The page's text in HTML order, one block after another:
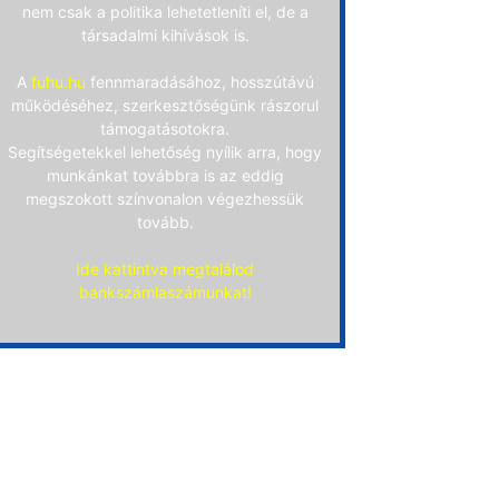
nem csak a politika lehetetleníti el, de a
társadalmi kihívások is.
A fuhu.hu fennmaradásához, hosszútávú
működéséhez, szerkesztőségünk rászorul
támogatásotokra.
Segítségetekkel lehetőség nyílik arra, hogy
munkánkat továbbra is az eddig
megszokott színvonalon végezhessük
tovább.
Ide kattintva megtalálod
bankszámlaszámunkat!